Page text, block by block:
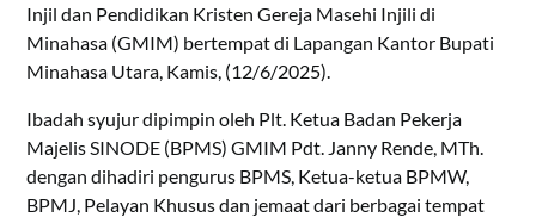
Injil dan Pendidikan Kristen Gereja Masehi Injili di
Minahasa (GMIM) bertempat di Lapangan Kantor Bupati
Minahasa Utara, Kamis, (12/6/2025).
Ibadah syujur dipimpin oleh Plt. Ketua Badan Pekerja
Majelis SINODE (BPMS) GMIM Pdt. Janny Rende, MTh.
dengan dihadiri pengurus BPMS, Ketua-ketua BPMW,
BPMJ, Pelayan Khusus dan jemaat dari berbagai tempat